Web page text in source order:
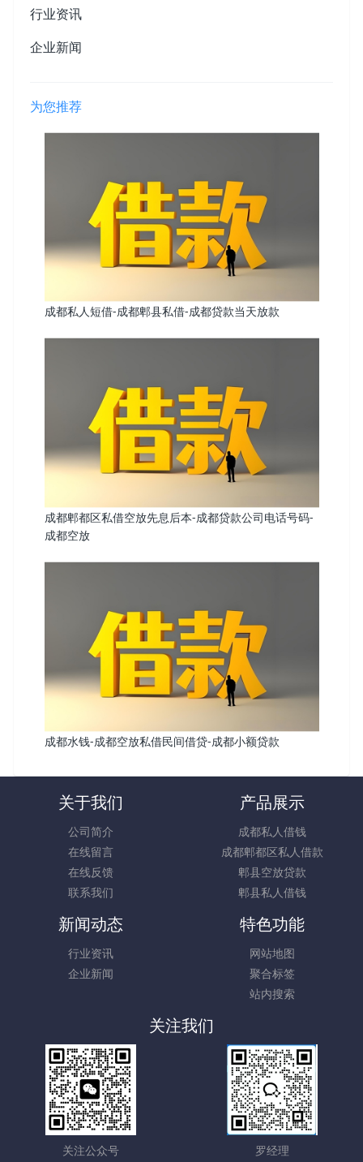
行业资讯
企业新闻
为您推荐
成都私人短借-成都郫县私借-成都贷款当天放款
成都郫都区私借空放先息后本-成都贷款公司电话号码-
成都空放
成都水钱-成都空放私借民间借贷-成都小额贷款
关于我们
公司简介
在线留言
在线反馈
联系我们
产品展示
成都私人借钱
成都郫都区私人借款
郫县空放贷款
郫县私人借钱
新闻动态
行业资讯
企业新闻
特色功能
网站地图
聚合标签
站内搜索
关注我们
关注公众号 罗经理